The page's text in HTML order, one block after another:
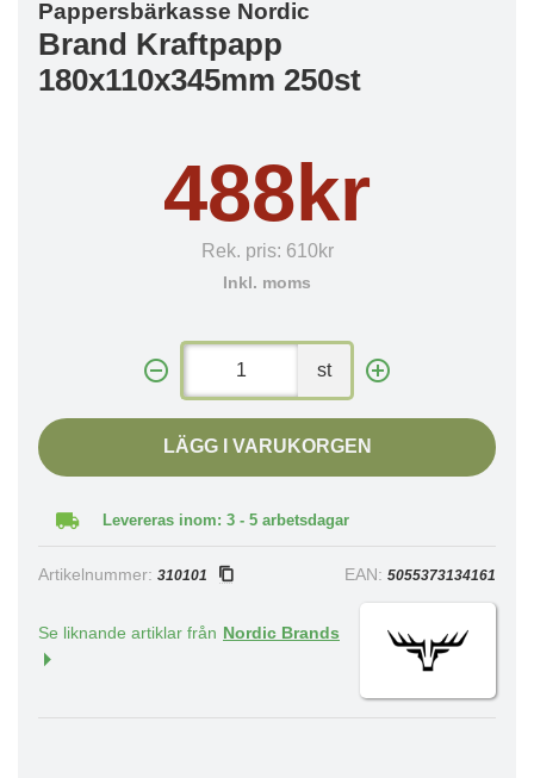
Pappersbärkasse Nordic
Brand Kraftpapp
180x110x345mm 250st
488kr
Rek. pris: 610kr
Inkl. moms
st
LÄGG I VARUKORGEN
Levereras inom: 3 - 5 arbetsdagar
Artikelnummer: 310101 EAN: 5055373134161
Se liknande artiklar från Nordic Brands